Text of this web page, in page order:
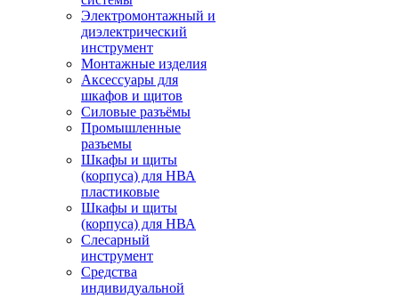
Электромонтажный и
диэлектрический
инструмент
Монтажные изделия
Аксессуары для
шкафов и щитов
Силовые разъёмы
Промышленные
разъемы
Шкафы и щиты
(корпуса) для НВА
пластиковые
Шкафы и щиты
(корпуса) для НВА
Слесарный
инструмент
Средства
индивидуальной